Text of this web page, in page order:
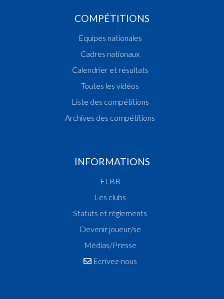
COMPÉTITIONS
Equipes nationales
Cadres nationaux
Calendrier et résultats
Toutes les vidéos
Liste des compétitions
Archives des compétitions
INFORMATIONS
FLBB
Les clubs
Statuts et réglements
Devenir joueur/se
Médias/Presse
Ecrivez-nous